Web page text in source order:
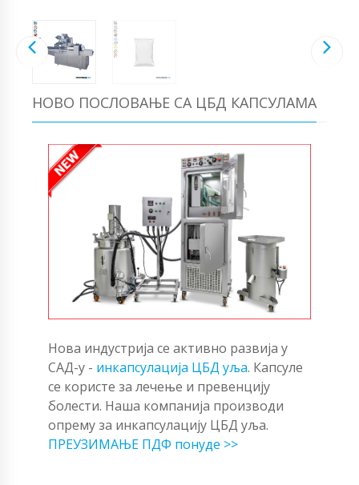
НОВО ПОСЛОВАЊЕ СА ЦБД КАПСУЛАМА
Нова индустрија се активно развија у
САД-у - инкапсулација ЦБД уља. Капсуле
се користе за лечење и превенцију
болести. Наша компанија производи
опрему за инкапсулацију ЦБД уља.
ПРЕУЗИМАЊЕ ПДФ понуде >>